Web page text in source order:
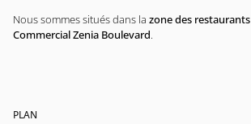
Nous sommes situés dans la zone des restaurants
Commercial Zenia Boulevard.
PLAN